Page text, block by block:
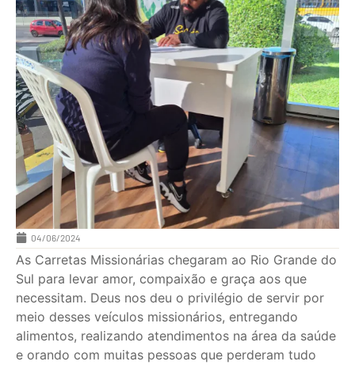
04/06/2024
As Carretas Missionárias chegaram ao Rio Grande do
Sul para levar amor, compaixão e graça aos que
necessitam. Deus nos deu o privilégio de servir por
meio desses veículos missionários, entregando
alimentos, realizando atendimentos na área da saúde
e orando com muitas pessoas que perderam tudo